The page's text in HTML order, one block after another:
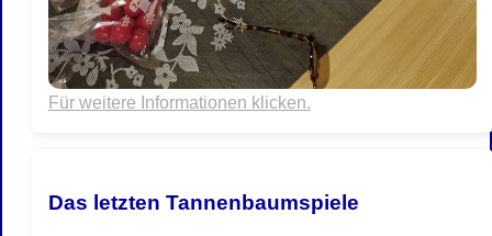
Für weitere Informationen klicken.
Das letzten Tannenbaumspiele